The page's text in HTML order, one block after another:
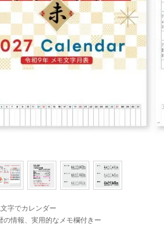
字でカレンダー
の情報、実用的なメモ欄付きー